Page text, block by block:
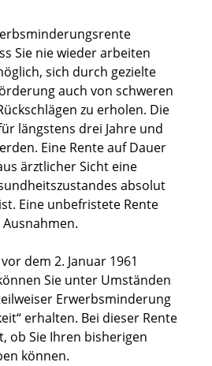
Sie nie wieder arbeiten
sich durch gezielte
auch von schweren
zu erholen. Die
längstens drei Jahre und
Eine Rente auf Dauer
ärztlicher Sicht eine
absolut
Eine unbefristete Rente
dem 2. Januar 1961
Sie unter Umständen
Erwerbsminderung
erhalten. Bei dieser Rente
ob Sie Ihren bisherigen
können.